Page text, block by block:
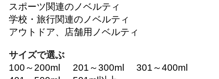
スポーツ関連のノベルティ
学校・旅行関連のノベルティ
アウトドア、店舗用ノベルティ
サイズで選ぶ
100～200ml
201～300ml
301～400ml